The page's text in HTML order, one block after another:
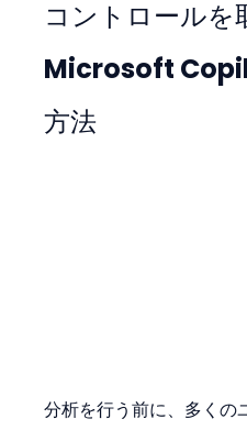
コントロールを
Microsoft
方法
分析を行う前に、多くの